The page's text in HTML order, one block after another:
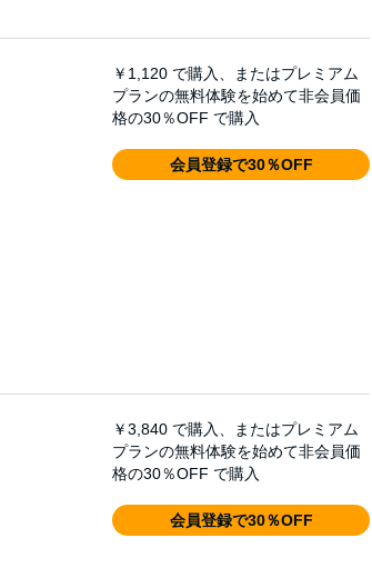
￥1,120 で購入、またはプレミアム
プランの無料体験を始めて非会員価
格の30％OFF で購入
会員登録で30％OFF
￥3,840 で購入、またはプレミアム
プランの無料体験を始めて非会員価
格の30％OFF で購入
会員登録で30％OFF